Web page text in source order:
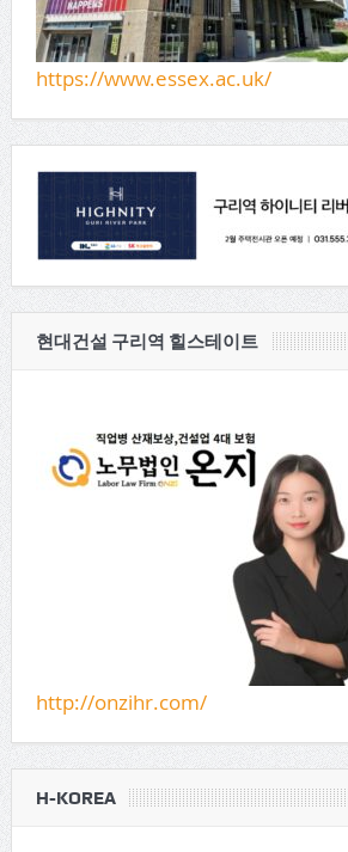
https://www.essex.ac.uk/
현대건설 구리역 힐스테이트
http://onzihr.com/
H-KOREA